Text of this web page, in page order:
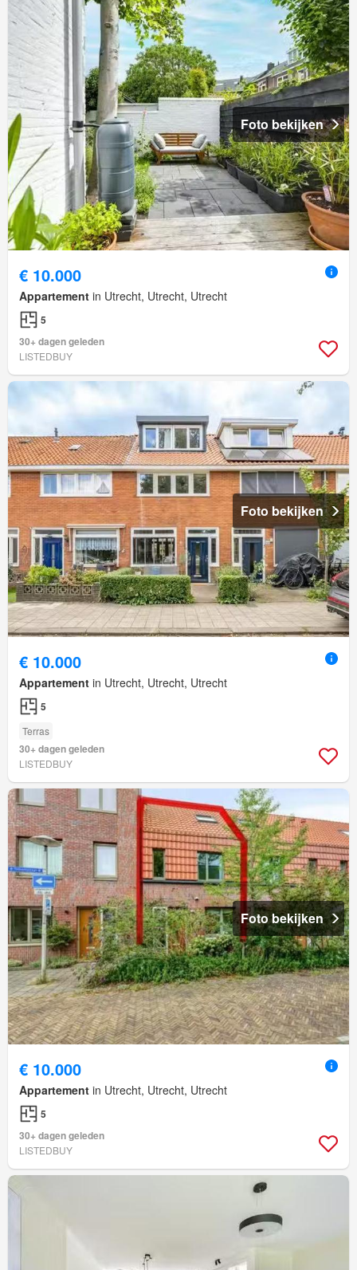
Foto bekijken
€ 10.000
Appartement in Utrecht, Utrecht, Utrecht
5
30+ dagen geleden
LISTEDBUY
Foto bekijken
€ 10.000
Appartement in Utrecht, Utrecht, Utrecht
5
Terras
30+ dagen geleden
LISTEDBUY
Foto bekijken
€ 10.000
Appartement in Utrecht, Utrecht, Utrecht
5
30+ dagen geleden
LISTEDBUY